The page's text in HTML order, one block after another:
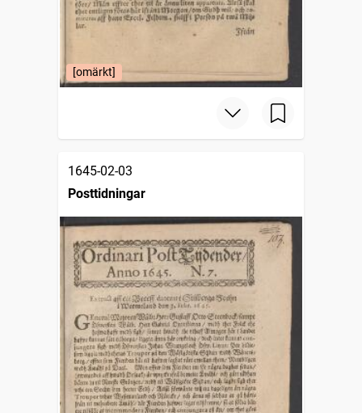
[omärkt]
1645-02-03
Posttidningar